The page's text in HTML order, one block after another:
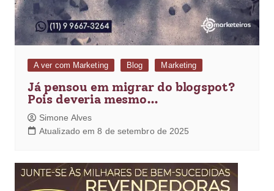
A ver com Marketing Blog Marketing
Já pensou em migrar do blogspot?
Pois deveria mesmo…
Simone Alves
Atualizado em 8 de setembro de 2025